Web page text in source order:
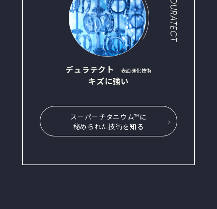
DURATECT
デュラテクト 表面硬化技術
キズに強い
スーパーチタニウム™に
秘められた技術を知る